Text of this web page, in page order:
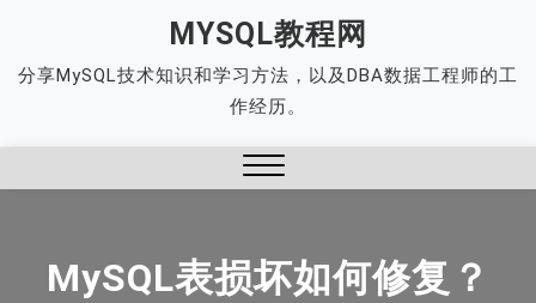
content
MYSQL教程网
分享MySQL技术知识和学习方法，以及DBA数据工程师的工
作经历。
MySQL表损坏如何修复？